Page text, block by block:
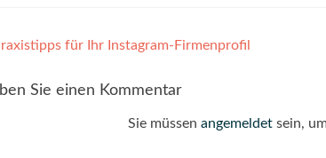
für Ihr Instagram-Firmenprofil
Sie einen Kommentar
Sie müssen angemeldetsein,